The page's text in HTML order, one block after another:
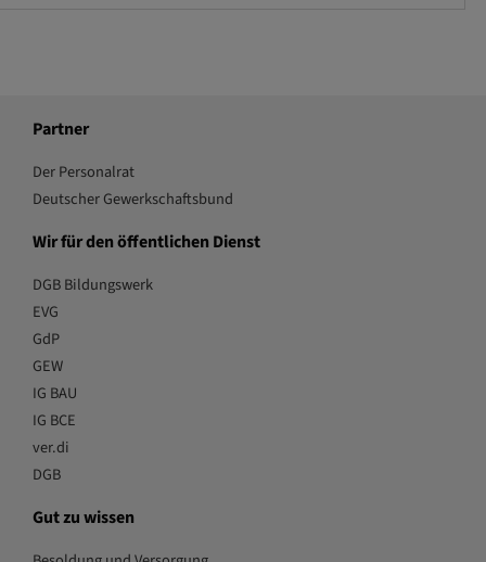
Partner
Der Personalrat
Deutscher Gewerkschaftsbund
Wir für den öffentlichen Dienst
DGB Bildungswerk
EVG
GdP
GEW
IG BAU
IG BCE
ver.di
DGB
Gut zu wissen